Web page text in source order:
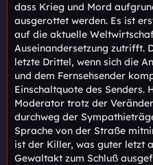
dass Krieg und Mord
ausgerottet werden. Es ist
auf die aktuelle
Auseinandersetzung zutrifft.
letzte Drittel, wenn sich die
und dem Fernsehsender
Einschaltquote des Senders.
Moderator trotz der
durchweg der
Sprache von der Straße
ist der Killer, was guter letzt
Gewaltakt zum Schluß